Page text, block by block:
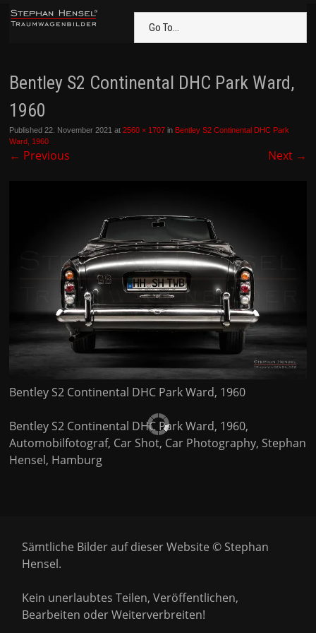
Go To...
Bentley S2 Continental DHC Park Ward,
1960
Published22. November 2021 at2560 × 1707 in Bentley S2 Continental DHC Park
Ward, 1960
← Previous Next →
Bentley S2 Continental DHC Park Ward, 1960
Bentley S2 Continental DHC Park Ward, 1960,
Automobilfotograf, Car Shot, Car Photography, Stephan
Hensel, Hamburg
Sämtliche Bilder auf dieser Website © Stephan
Hensel.
Kein unerlaubtes Teilen, Veröffentlichen,
Bearbeiten oder Weiterverbreiten!